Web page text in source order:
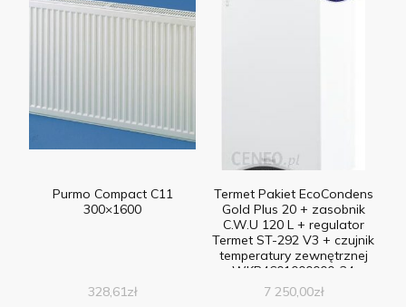
Purmo Compact C11
300×1600
328,61zł
Termet Pakiet EcoCondens
Gold Plus 20 + zasobnik
C.W.U 120 L + regulator
Termet ST-292 V3 + czujnik
temperatury zewnętrznej
WKP4601000000-24
7 250,00zł